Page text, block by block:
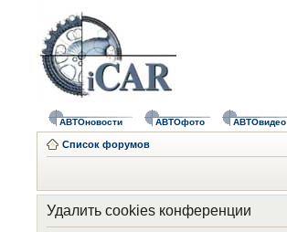
АВТОновости АВТОфото АВТОвидео
Список форумов
Удалить cookies конференции